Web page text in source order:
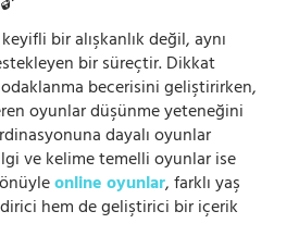
bir alışkanlık değil, aynı
bir süreçtir. Dikkat
becerisini geliştirirken,
oyunlar düşünme yeteneğini
dayalı oyunlar
ve kelime temelli oyunlar ise
online oyunlar, farklı yaş
hem de geliştirici bir içerik